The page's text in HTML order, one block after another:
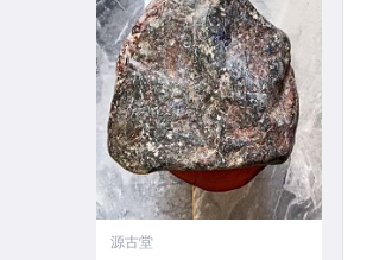
源古堂